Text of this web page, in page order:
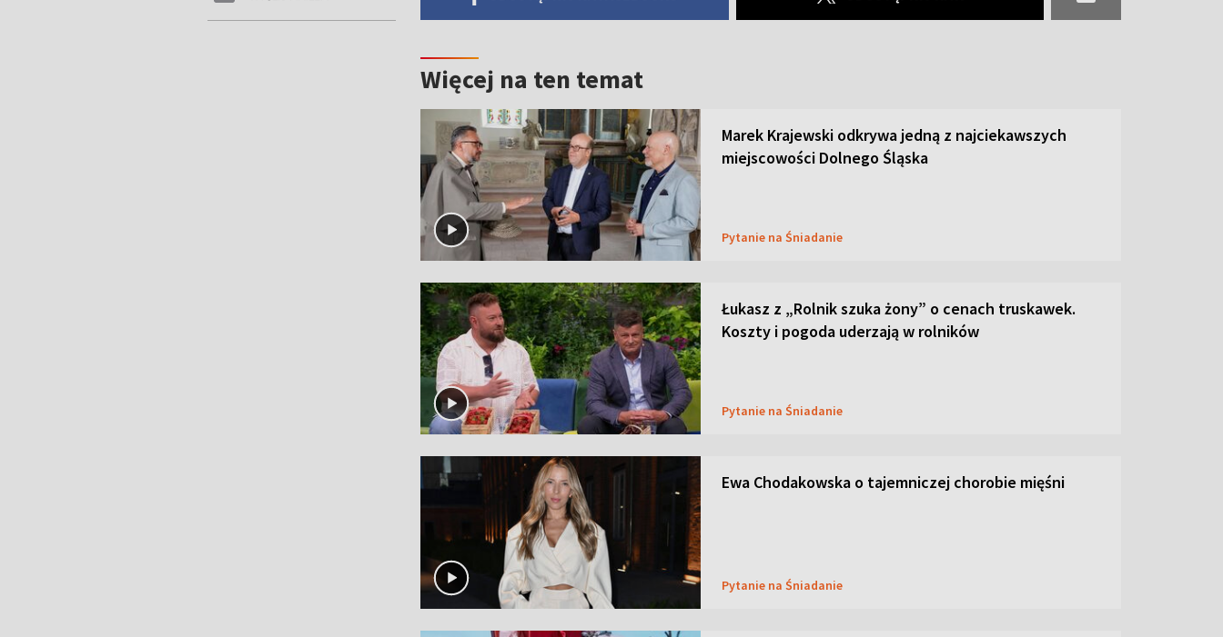
Więcej na ten temat
Marek Krajewski odkrywa jedną z najciekawszych
miejscowości Dolnego Śląska
Pytanie na Śniadanie
Łukasz z „Rolnik szuka żony” o cenach truskawek.
Koszty i pogoda uderzają w rolników
Pytanie na Śniadanie
Ewa Chodakowska o tajemniczej chorobie mięśni
Pytanie na Śniadanie